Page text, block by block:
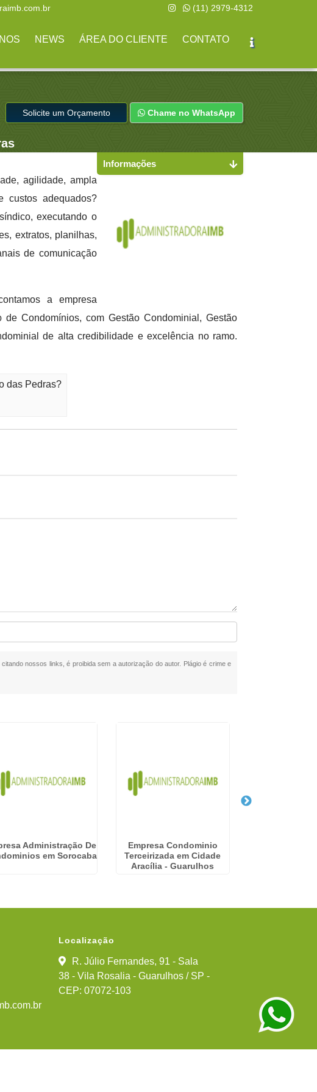
(11) 2979-4312
NEWS ÁREA DO CLIENTE CONTATO
Solicite um Orçamento Chame no WhatsApp
agilidade, ampla
custos adequados?
executando o
extratos, planilhas,
de comunicação
a empresa
Condomínios, com Gestão Condominial, Gestão
de alta credibilidade e excelência no ramo.
das Pedras?
nossos links, é proibida sem a autorização do autor. Plágio é crime e
Informações
Administração De
em Sorocaba
Empresa Condominio
Terceirizada em Cidade
Aracília - Guarulhos
Localização
R. Júlio Fernandes, 91 - Sala
38 - Vila Rosalia - Guarulhos / SP -
CEP: 07072-103